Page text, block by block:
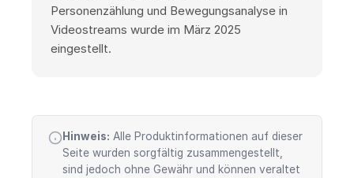
Personenzählung und Bewegungsanalyse in
Videostreams wurde im März 2025
eingestellt.
Hinweis: Alle Produktinformationen auf dieser
Seite wurden sorgfältig zusammengestellt,
sind jedoch ohne Gewähr und können veraltet